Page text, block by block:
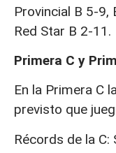
Provincial B 5-9,
Red Star B 2-11.
Primera C y
En la Primera C
previsto que
Récords de la